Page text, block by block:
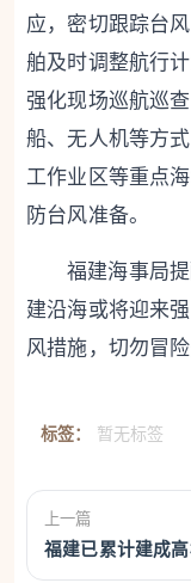
应，密切跟踪台
舶及时调整航行
强化现场巡航巡
船、无人机等方
工作业区等重点
防台风准备。
福建海事局
建沿海或将迎来
风措施，切勿冒险
标签： 暂无标签
上一篇
福建已累计建成